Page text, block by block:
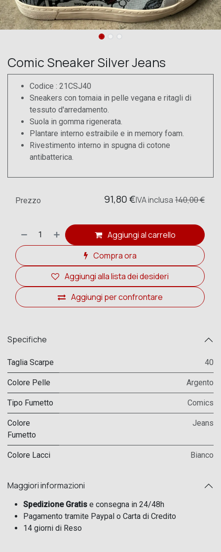
Comic Sneaker Silver Jeans
Codice : 21CSJ40
Sneakers con tomaia in pelle vegana e ritagli di
tessuto d'arredamento.
Suola in gomma rigenerata.
Plantare interno estraibile e in memory foam.
Rivestimento interno in spugna di cotone
antibatterica.
Aggiungi al carrello
Compra ora
Aggiungi per confrontare
Aggiungi alla lista dei desideri
Prezzo 91,80€IVAinclusa 140,00€
Specifiche
Taglia Scarpe 40
Colore Pelle Argento
Tipo Fumetto Comics
Colore
Fumetto
Jeans
Colore Lacci Bianco
Maggiori informazioni
Spedizione Gratis e consegna in 24/48h
Pagamento tramite Paypal o Carta di Credito
14 giorni di Reso